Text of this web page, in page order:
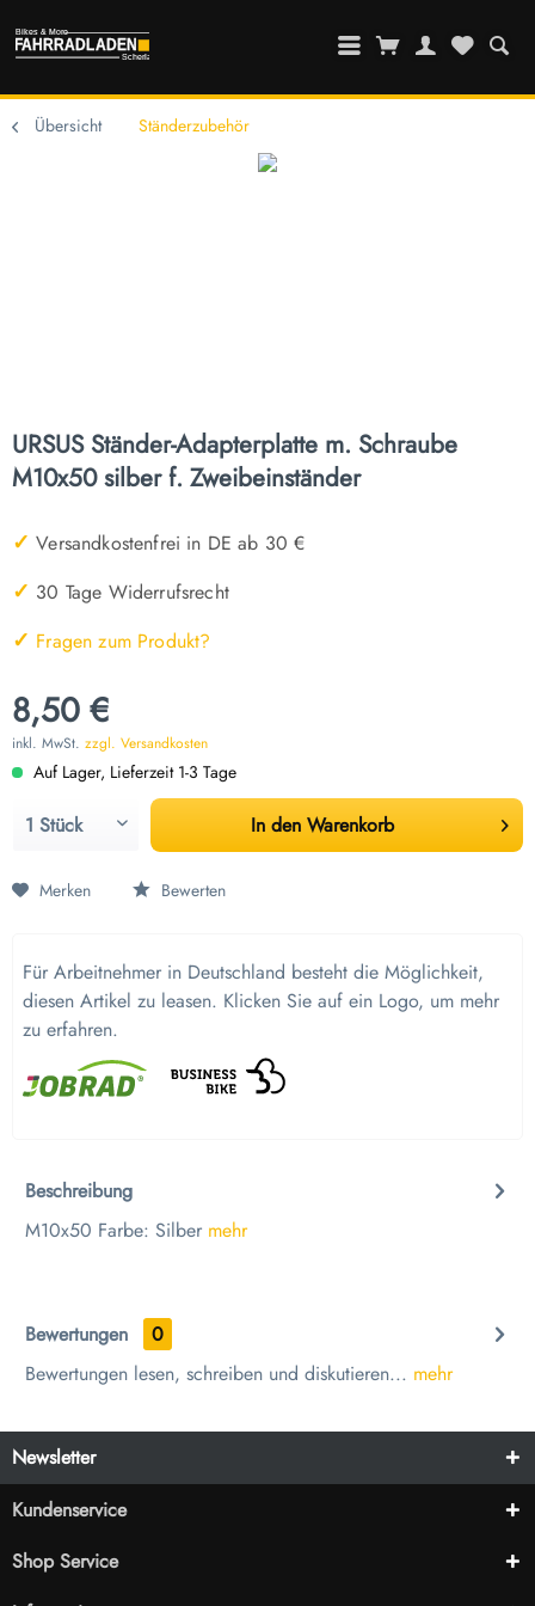
Übersicht Ständerzubehör
URSUS Ständer-Adapterplatte m. Schraube
M10x50 silber f. Zweibeinständer
✓ Versandkostenfrei in DE ab 30 €
✓ 30 Tage Widerrufsrecht
✓ Fragen zum Produkt?
8,50 €
inkl. MwSt. zzgl. Versandkosten
Auf Lager, Lieferzeit 1-3 Tage
In den Warenkorb
Merken Bewerten
Für Arbeitnehmer in Deutschland besteht die Möglichkeit,
diesen Artikel zu leasen. Klicken Sie auf ein Logo, um mehr
zu erfahren.
Beschreibung
M10x50 Farbe: Silber mehr
Bewertungen
0
Bewertungen lesen, schreiben und diskutieren... mehr
Newsletter
Kundenservice
Shop Service